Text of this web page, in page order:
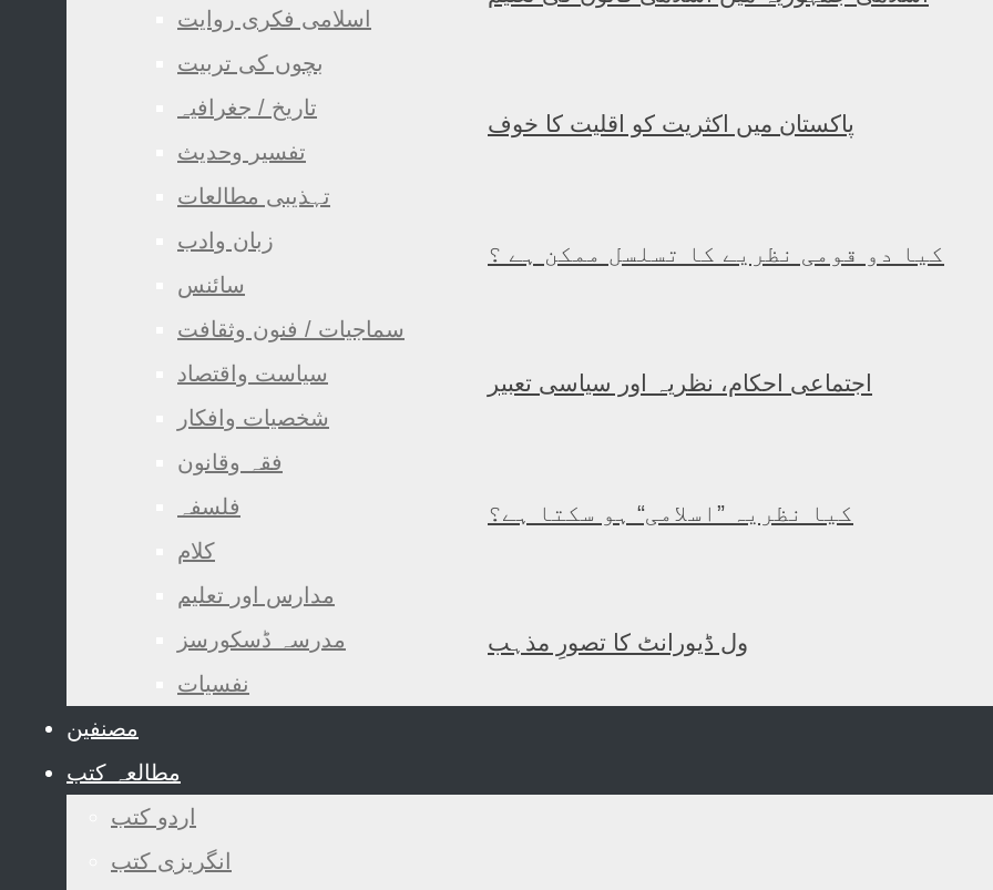
اسلامی فکری روایت
بچوں کی تربیت
تاریخ / جغرافیہ
تفسیر وحدیث
تہذیبی مطالعات
زبان وادب
سائنس
سماجیات / فنون وثقافت
سیاست واقتصاد
شخصیات وافکار
فقہ وقانون
فلسفہ
کلام
مدارس اور تعلیم
مدرسہ ڈسکورسز
نفسیات
پاکستان میں اکثریت کو اقلیت کا خوف
کیا دو قومی نظریے کا تسلسل ممکن ہے ؟
اجتماعی احکام، نظریہ اور سیاسی تعبیر
کیا نظریہ ”اسلامی“ ہو سکتا ہے؟
ول ڈیورانٹ کا تصورِ مذہب
مصنفین
مطالعہ کتب
اردو کتب
انگریزی کتب